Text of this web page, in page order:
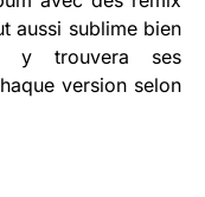
aussi sublime bien
y trouvera ses
version selon